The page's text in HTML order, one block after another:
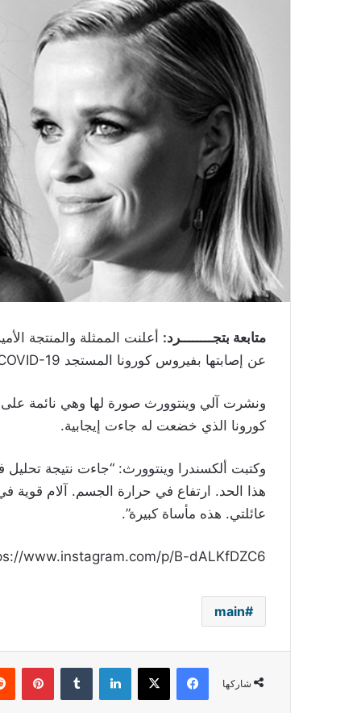
متابعة بتجــــــــرد: أعلنت الممثلة والمنتجة
عن إصابتها بفيروس كورونا المستجد COVID-19 من خلال صورة على حسابها على انستغرام.
ونشرت آلي وينتوورث صورة لها وهي نائمة على
كورونا الذي خضعت له جاءت إيجابية.
وكتبت ألكسندرا وينتوورث: “جاءت نتيجة
هذا الحد. ارتفاع في حرارة الجسم. آلام
عائلتي. هذه مأساة كبيرة”.
www.instagram.com/p/B-dALKfDZC6/
main
شاركها
فيسبوك ‫X لينكدإن